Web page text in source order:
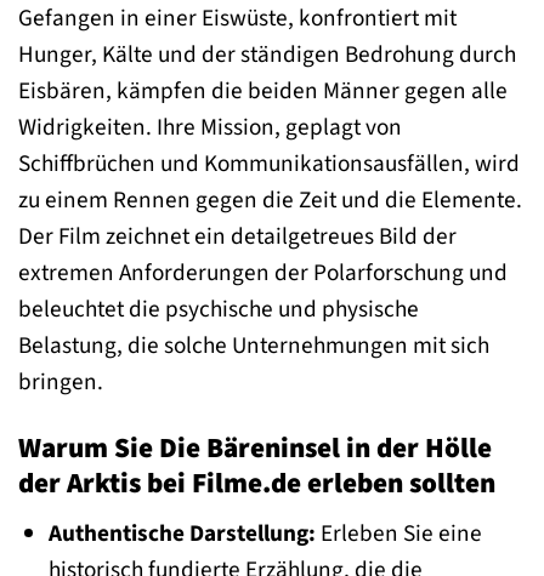
Gefangen in einer Eiswüste, konfrontiert mit
Hunger, Kälte und der ständigen Bedrohung durch
Eisbären, kämpfen die beiden Männer gegen alle
Widrigkeiten. Ihre Mission, geplagt von
Schiffbrüchen und Kommunikationsausfällen, wird
zu einem Rennen gegen die Zeit und die Elemente.
Der Film zeichnet ein detailgetreues Bild der
extremen Anforderungen der Polarforschung und
beleuchtet die psychische und physische
Belastung, die solche Unternehmungen mit sich
bringen.
Warum Sie Die Bäreninsel in der Hölle
der Arktis bei Filme.de erleben sollten
Authentische Darstellung: Erleben Sie eine